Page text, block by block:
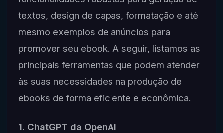
textos, design de capas, formatação e até
mesmo exemplos de anúncios para
promover seu ebook. A seguir, listamos as
principais ferramentas que podem atender
às suas necessidades na produção de
ebooks de forma eficiente e econômica.
1. ChatGPT da OpenAI